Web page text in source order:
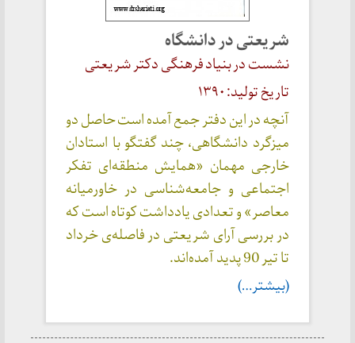
شریعتی در دانشگاه
نشست در بنیاد فرهنگی دکتر شریعتی
تاریخ تولید: ۱۳۹۰
آنچه در این دفتر جمع آمده است حاصل دو
میزگرد دانشگاهی، چند گفتگو با استادان
خارجی مهمان «همایش منطقه‌ای تفکر
اجتماعی و جامعه‌شناسی در خاورمیانه
معاصر» و تعدادی یادداشت کوتاه است که
در بررسی آرای شریعتی در فاصله‌ی خرداد
تا تیر 90 پدید آمده‌اند.
(بیشتر…)